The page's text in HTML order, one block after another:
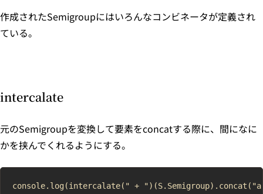
作成されたSemigroupにはいろんなコンビネータが定義され
ている。
intercalate
元のSemigroupを変換して要素をconcatする際に、間になに
かを挟んでくれるようにする。